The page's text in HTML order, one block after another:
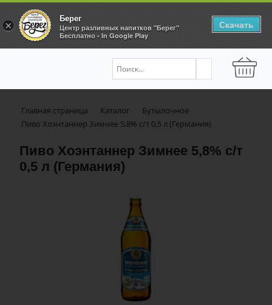
Главная страница Каталог
Бутылочное
Пиво Хоэнтаннер Зимнее 5,8% с/т 0,5 л (Германия)
Пиво Хоэнтаннер Зимнее 5,8% с/т
0,5 л (Германия)
×
Берег
Центр разливных напитков "Берег"
Бесплатно - In Google Play
Скачать